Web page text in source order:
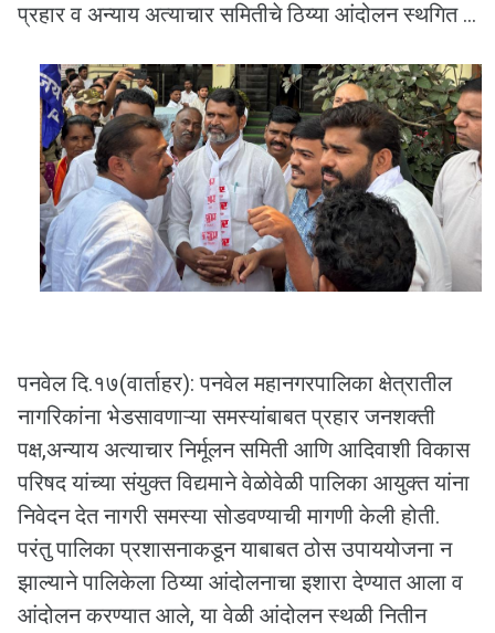
प्रहार व अन्याय अत्याचार समितीचे ठिय्या आंदोलन स्थगित ...
पनवेल दि.१७(वार्ताहर): पनवेल महानगरपालिका क्षेत्रातील
नागरिकांना भेडसावणाऱ्या समस्यांबाबत प्रहार जनशक्ती
पक्ष,अन्याय अत्याचार निर्मूलन समिती आणि आदिवाशी विकास
परिषद यांच्या संयुक्त विद्यमाने वेळोवेळी पालिका आयुक्त यांना
निवेदन देत नागरी समस्या सोडवण्याची मागणी केली होती.
परंतु पालिका प्रशासनाकडून याबाबत ठोस उपाययोजना न
झाल्याने पालिकेला ठिय्या आंदोलनाचा इशारा देण्यात आला व
आंदोलन करण्यात आले, या वेळी आंदोलन स्थळी नितीन